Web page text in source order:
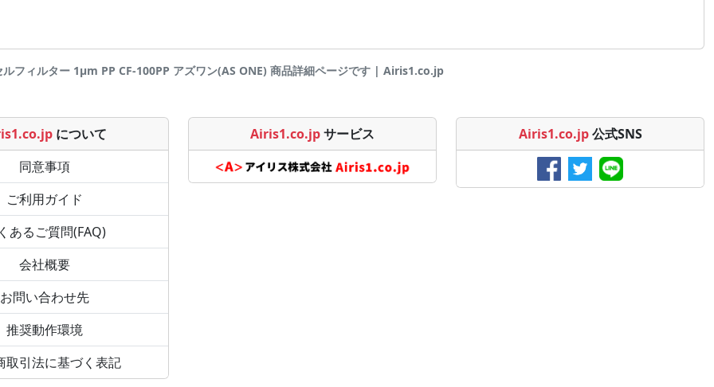
フィルター 1μm PP CF-100PP アズワン(AS ONE) 商品詳細ページです | Airis1.co.jp
について
同意事項
ご利用ガイド
あるご質問(FAQ)
会社概要
お問い合わせ先
推奨動作環境
取引法に基づく表記
Airis1.co.jpサービス Airis1.co.jp 公式SNS